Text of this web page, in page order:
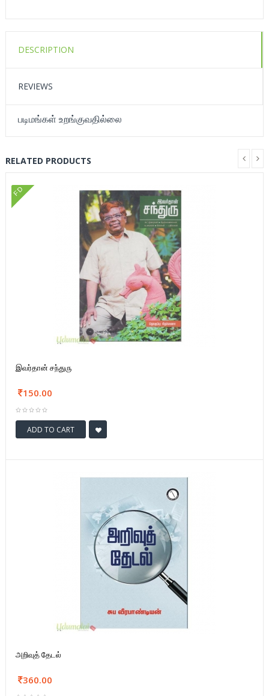
DESCRIPTION
REVIEWS
படிமங்கள் உறங்குவதில்லை
RELATED PRODUCTS
FD
இவர்தான் சந்துரு
150.00
ADD TO CART
அறிவுத் தேடல்
360.00